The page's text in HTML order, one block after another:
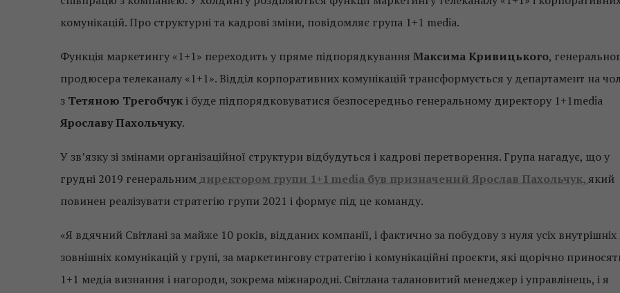
комунікацій. Про структурні та кадрові зміни, повідомляє група 1+1 media.
Функція маркетингу «1+1» переходить у пряме підпорядкування Максима Кривицького,
продюсера телеканалу «1+1». Відділ корпоративних комунікацій трансформується у департамент на
з Тетяною Трегобчукі буде підпорядковуватися безпосередньо генеральному директору 1+1media
Ярославу Пахольчуку.
У зв’язку зі змінами організаційної структури відбудуться і кадрові перетворення. Група нагадує, що у
грудні 2019 генеральнимдиректором групи 1+1 media був призначений Ярослав Пахольчук,який
повинен реалізувати стратегію групи 2021 і формує під це команду.
«Я вдячний Світлані за майже 10 років, відданих компанії, і фактично за побудову з нуля усіх внутрішніх
зовнішніх комунікацій у групі, за маркетингову стратегію і комунікаційні проєкти, які щорічно
1+1 медіа визнання і нагороди, зокрема міжнародні. Світлана талановитий менеджер і управлінець, і я